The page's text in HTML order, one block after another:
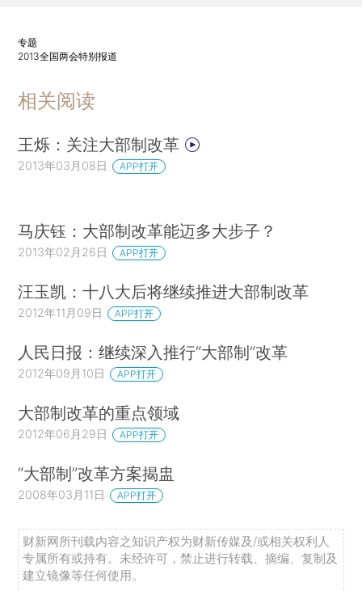
专题
2013全国两会特别报道
相关阅读
王烁：关注大部制改革
2013年03月08日 APP打开
马庆钰：大部制改革能迈多大步子？
2013年02月26日 APP打开
汪玉凯：十八大后将继续推进大部制改革
2012年11月09日 APP打开
人民日报：继续深入推行“大部制”改革
2012年09月10日 APP打开
大部制改革的重点领域
2012年06月29日 APP打开
“大部制”改革方案揭盅
2008年03月11日 APP打开
财新网所刊载内容之知识产权为财新传媒及/或相关权利人
专属所有或持有。未经许可，禁止进行转载、摘编、复制及
建立镜像等任何使用。